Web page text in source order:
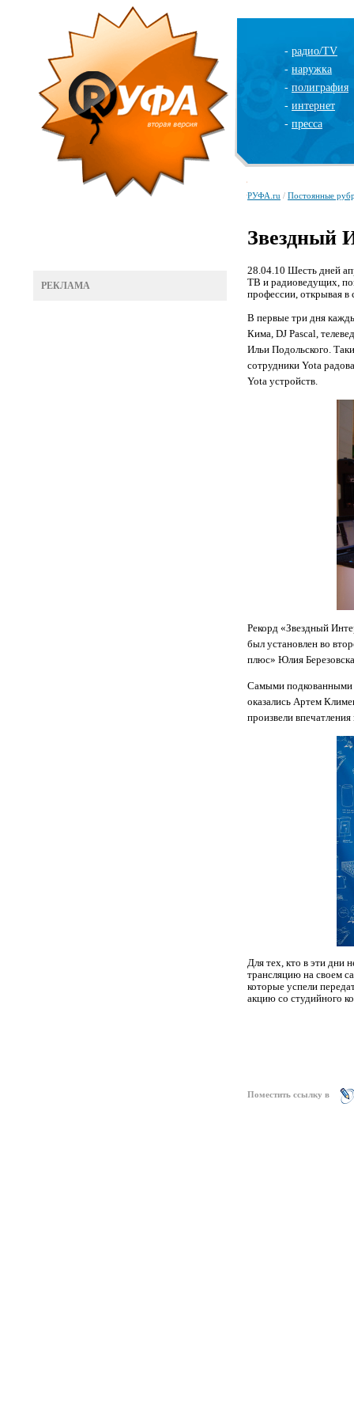
- радио/TV
- наружка
- полиграфия
- интернет
- пресса
РЕКЛАМА
РУФА.ru / Постоянные
Звездный
28.04.10 Шесть дней
ТВ и радиоведущих,
профессии, открывая
В первые три дня
Кима DJ Pascal ,
Ильи Подольского.
сотрудники Yota
Yota устройств.
Рекорд «Звездный
был установлен во
плюс» Юлия
Самыми подкованными
оказались Артем
произвели
Для тех, кто в эти дни
трансляцию на своем
которые успели
акцию со студийного
Поместить ссылку в